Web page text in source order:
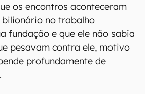
os encontros aconteceram
bilionário no trabalho
fundação e que ele não sabia
pesavam contra ele, motivo
profundamente de